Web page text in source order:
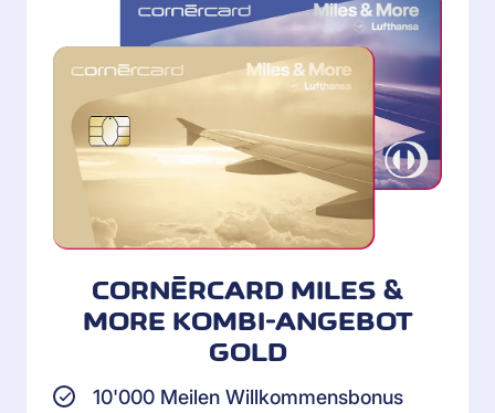
CORNÈRCARD MILES &
MORE KOMBI-ANGEBOT
GOLD
10'000 Meilen Willkommensbonus